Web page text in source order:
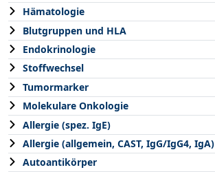
Hämatologie
Blutgruppen und HLA
Endokrinologie
Stoffwechsel
Tumormarker
Molekulare Onkologie
Allergie (spez. IgE)
Allergie (allgemein, CAST, IgG/IgG4, IgA)
Autoantikörper